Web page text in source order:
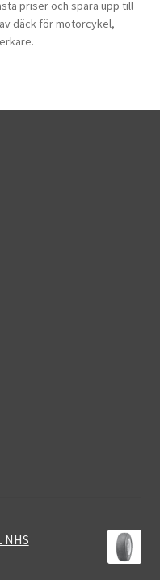
priser och spara upp till
däck för motorcykel,
NHS